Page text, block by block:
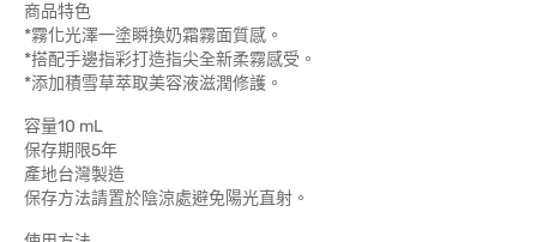
商品特色
*霧化光澤一塗瞬換奶霜霧面質感。
*搭配手邊指彩打造指尖全新柔霧感受。
*添加積雪草萃取美容液滋潤修護。
容量10 mL
保存期限5年
產地台灣製造
保存方法請置於陰涼處避免陽光直射。